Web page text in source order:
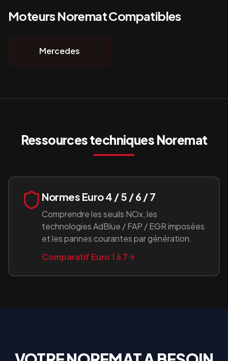
MoteursNorematCompatibles
Mercedes
Ressources techniques Noremat
Normes Euro 4 / 5 / 6 / 7
Comprendre les seuils NOx, les
technologies AdBlue / FAP / EGR imposées
et les pannes courantes par génération.
Comparatif Euro 1 à 7